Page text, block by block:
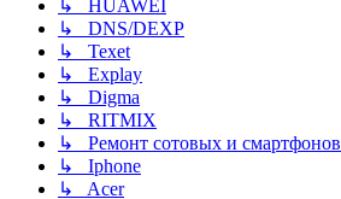
↳ HUAWEI
↳ DNS/DEXP
↳ Texet
↳ Explay
↳ Digma
↳ RITMIX
↳ Ремонт сотовых и смартфонов
↳ Iphone
↳ Acer